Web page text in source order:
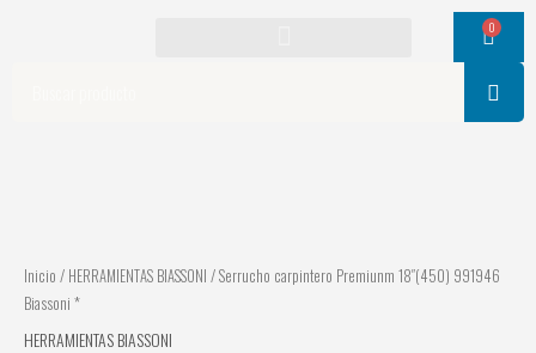
0
Cart
Inicio / HERRAMIENTAS BIASSONI / Serrucho carpintero Premiunm 18″(450) 991946
Biassoni *
HERRAMIENTAS BIASSONI